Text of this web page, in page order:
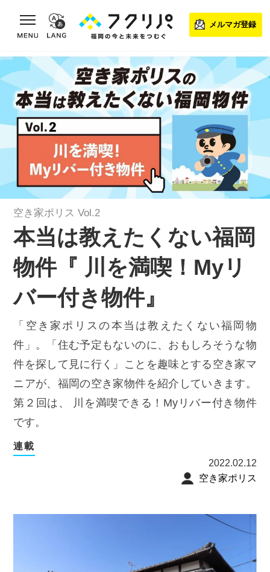
toggle navigation
メルマガ登録
空き家ポリス Vol.2
本当は教えたくない福岡
物件『 川を満喫！Myリ
バー付き物件』
「空き家ポリスの本当は教えたくない福岡物
件」。「住む予定もないのに、おもしろそうな物
件を探して見に行く」ことを趣味とする空き家マ
ニアが、福岡の空き家物件を紹介していきます。
第２回は、 川を満喫できる！Myリバー付き物件
です。
連載
2022.02.12
空き家ポリス